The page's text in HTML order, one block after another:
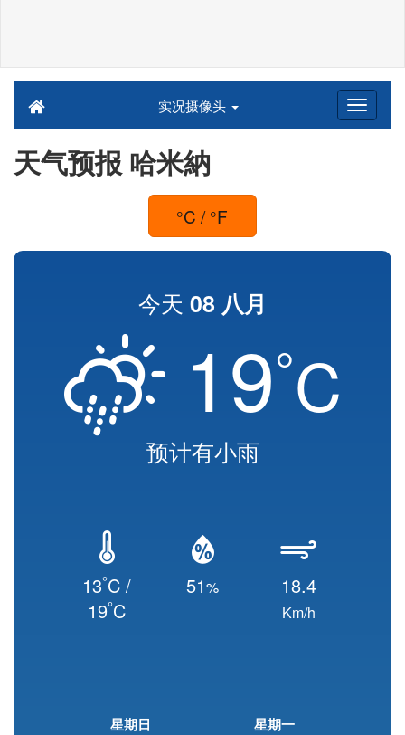
实况摄像头
天气预报 哈米納
°C / °F
今天 08 八月
19°C
预计有小雨
13°C /
19°C
51% 18.4
Km/h
星期日 星期一